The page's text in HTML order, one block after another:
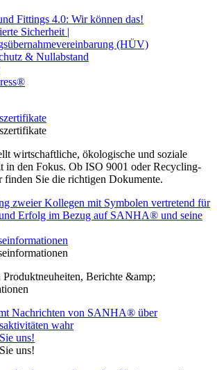
Fittings 4.0: Wir können das!
Sicherheit |
(HÜV)
& Nullabstand
wirtschaftliche, ökologische und soziale
in den Fokus. Ob ISO 9001 oder Recycling-
finden Sie die richtigen Dokumente.
Berichte &amp;
uns!
uns!